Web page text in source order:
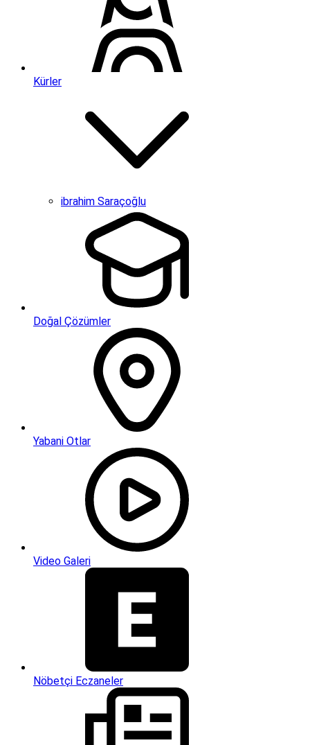
Kürler
ibrahim Saraçoğlu
Doğal Çözümler
Yabani Otlar
Video Galeri
Nöbetçi Eczaneler